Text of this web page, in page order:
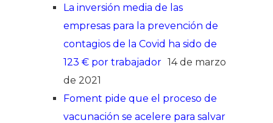
La inversión media de las
empresas para la prevención de
contagios de la Covid ha sido de
123 € por trabajador 14 de marzo
de 2021
Foment pide que el proceso de
vacunación se acelere para salvar